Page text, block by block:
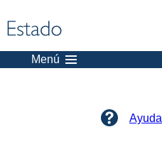
Menú
Ayuda